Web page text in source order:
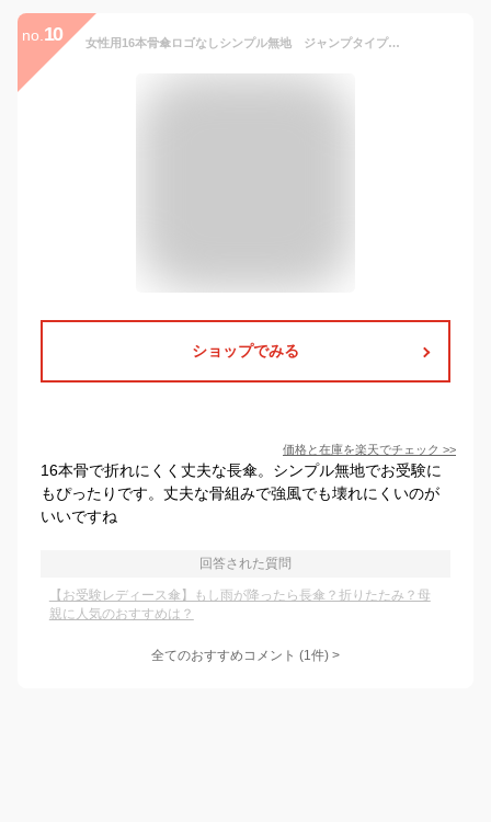
no. 10 女性用16本骨傘ロゴなしシンプル無地 ジャンプタイプ【紺・黒】【お受験用品】【あす楽対応商品】【送料無料】
ショップでみる
価格と在庫を楽天でチェック >>
16本骨で折れにくく丈夫な長傘。シンプル無地でお受験に
もぴったりです。丈夫な骨組みで強風でも壊れにくいのが
いいですね
回答された質問
【お受験レディース傘】もし雨が降ったら長傘？折りたたみ？母
親に人気のおすすめは？
全てのおすすめコメント (1件) >